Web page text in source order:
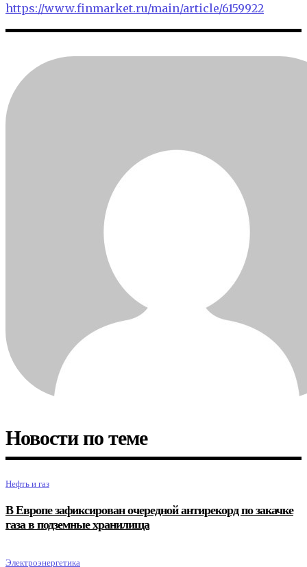
https://www.finmarket.ru/main/article/6159922
Новости по теме
Нефть и газ
В Европе зафиксирован очередной антирекорд по закачке
газа в подземные хранилища
Электроэнергетика